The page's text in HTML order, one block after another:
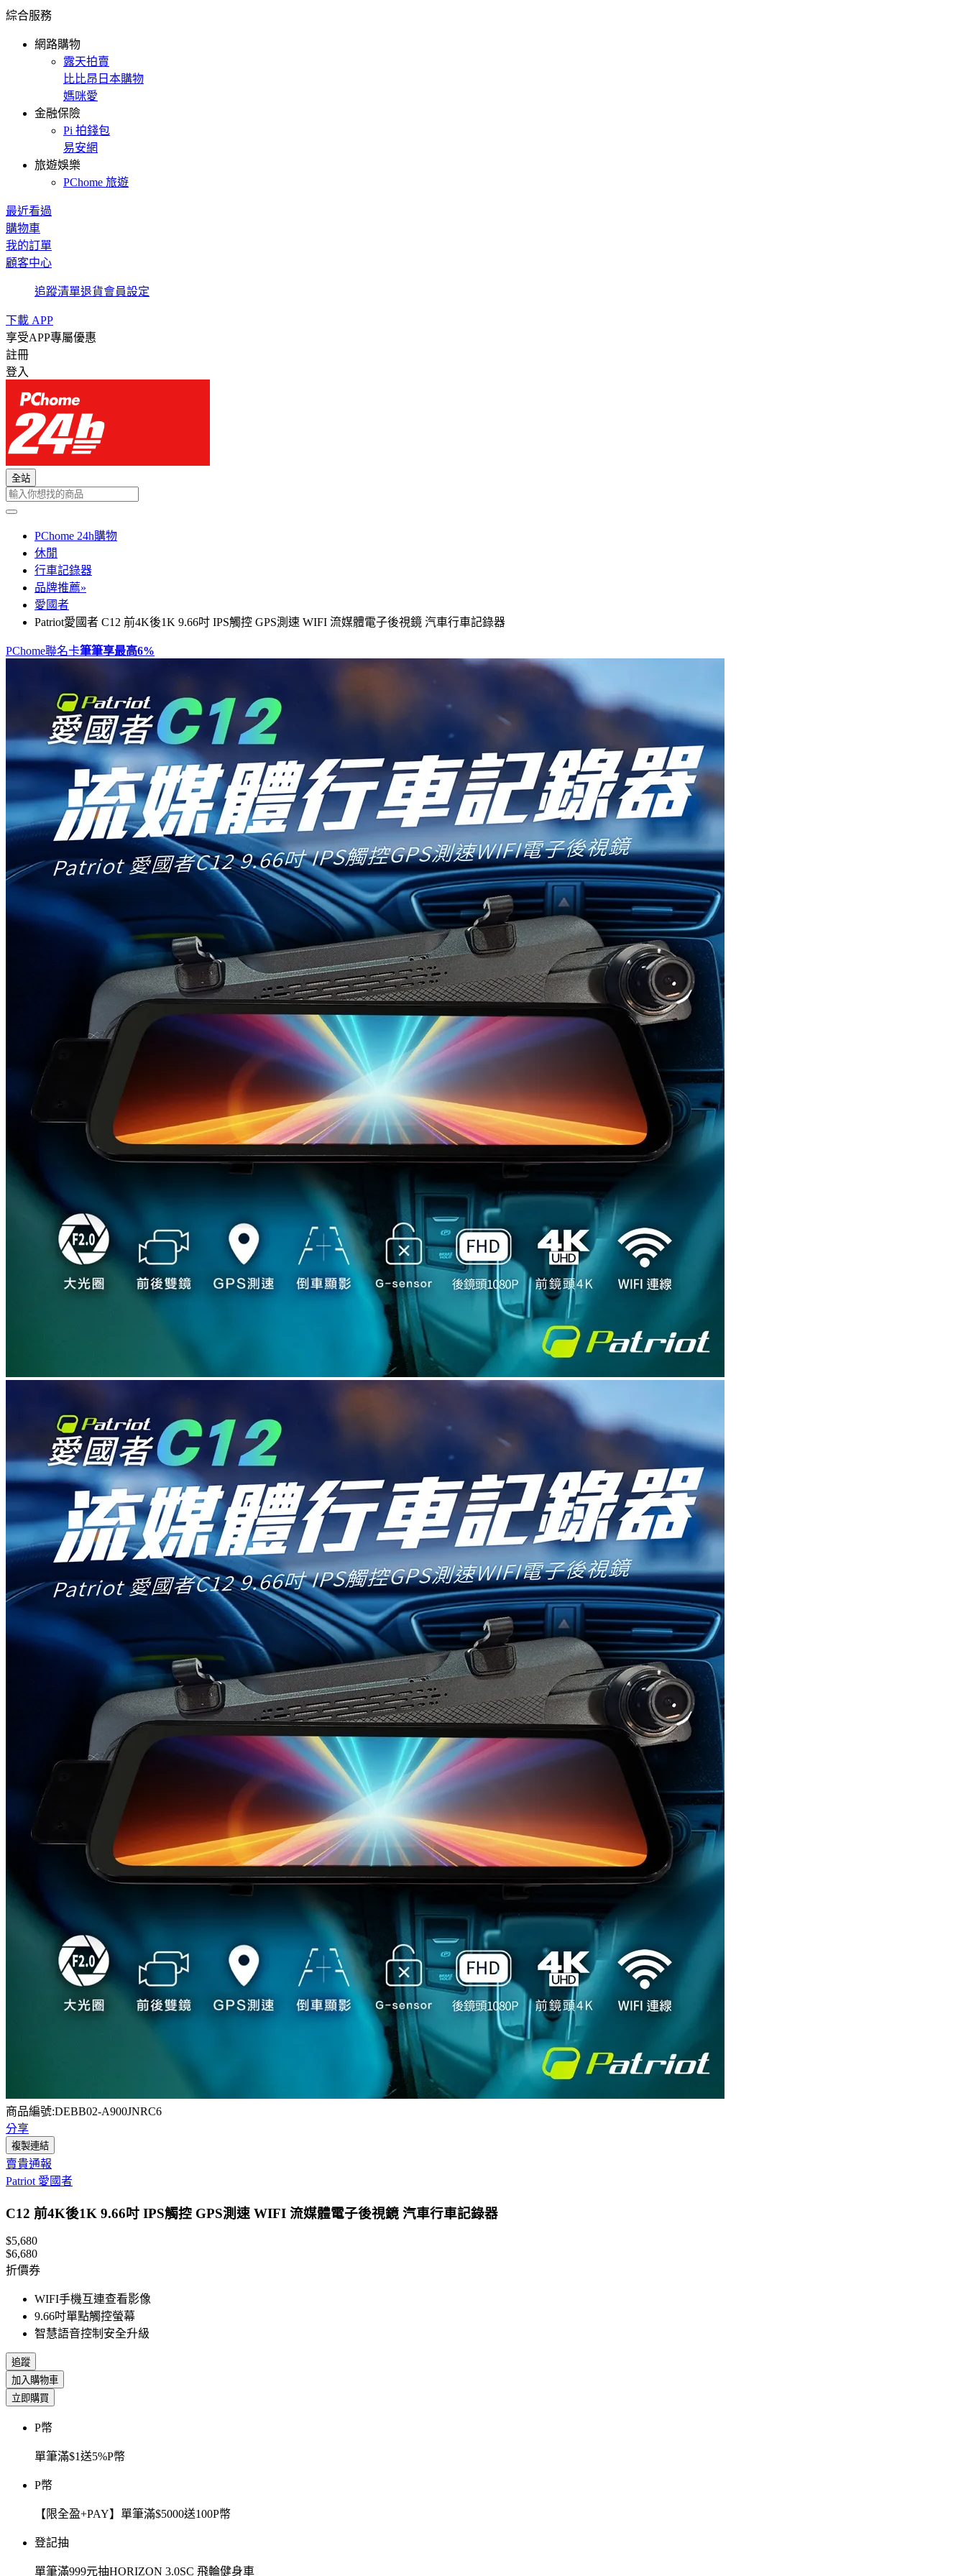
綜合服務
網路購物
露天拍賣
比比昂日本購物
媽咪愛
金融保險
Pi 拍錢包
易安網
旅遊娛樂
PChome 旅遊
最近看過
購物車
我的訂單
顧客中心
追蹤清單退貨會員設定
下載 APP
享受APP專屬優惠
註冊
登入
全站
PChome 24h購物
休閒
行車記錄器
品牌推薦»
愛國者
Patriot愛國者 C12 前4K後1K 9.66吋 IPS觸控 GPS測速 WIFI 流媒體電子後視鏡 汽車行車記錄器
PChome聯名卡筆筆享最高6%
商品編號:DEBB02-A900JNRC6
分享
複製連結
賣貴通報
Patriot 愛國者
C12 前4K後1K 9.66吋 IPS觸控 GPS測速 WIFI 流媒體電子後視鏡 汽車行車記錄器
$5,680
$6,680
折價券
WIFI手機互連查看影像
9.66吋單點觸控螢幕
智慧語音控制安全升級
追蹤
加入購物車
立即購買
P幣
單筆滿$1送5%P幣
P幣
【限全盈+PAY】單筆滿$5000送100P幣
登記抽
單筆滿999元抽HORIZON 3.0SC 飛輪健身車